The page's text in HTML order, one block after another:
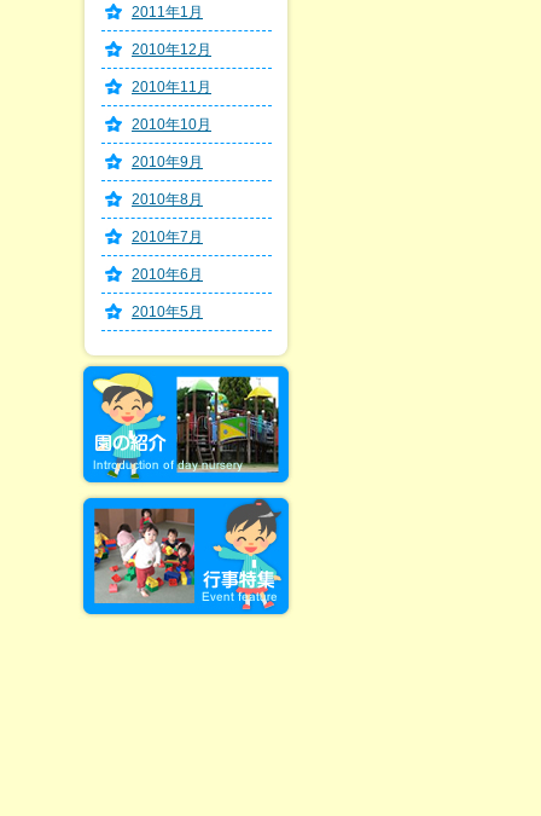
2011年1月
2010年12月
2010年11月
2010年10月
2010年9月
2010年8月
2010年7月
2010年6月
2010年5月